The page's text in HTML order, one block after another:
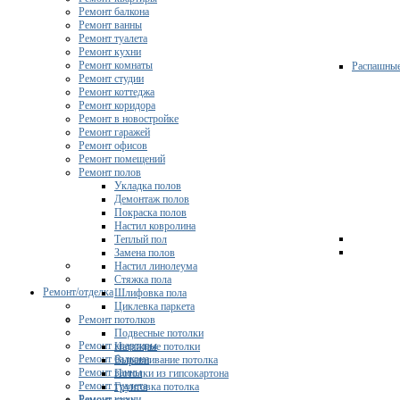
Ремонт/отделка
Ремонт квартиры
Ремонт балкона
Ремонт ванны
Ремонт туалета
Ремонт балкона
Ремонт ванны
Ремонт туалета
Ремонт кухни
Ремонт комнаты
Ремонт студии
Ремонт коттеджа
Ремонт коридора
Ремонт в новостройке
Ремонт гаражей
Ремонт офисов
Ремонт помещений
Ремонт полов
Укладка полов
Демонтаж полов
Покраска полов
Настил ковролина
Теплый пол
Замена полов
Настил линолеума
Стяжка пола
Шлифовка пола
Циклевка паркета
Ремонт потолков
Подвесные потолки
Натяжные потолки
Выравнивание потолка
Потолки из гипсокартона
Грунтовка потолка